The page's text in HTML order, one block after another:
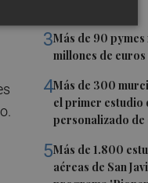
3Más de 90
millones de
4Más de 300
el primer estudio
personalizado de
5Más de 1.800
aéreas de San